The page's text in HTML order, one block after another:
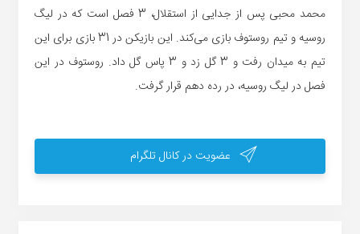
محمد محبی پس از جدایی از استقلال، 3 فصل است که در لیگ
روسیه و تیم روستوف بازی می‌کند. این بازیکن در 31 بازی برای این
تیم به میدان رفت و 3 گل زد و 3 پاس گل داد. روستوف در این
فصل در لیگ روسیه، در رده دهم قرار گرفت.
عضویت در کانال تلگرام